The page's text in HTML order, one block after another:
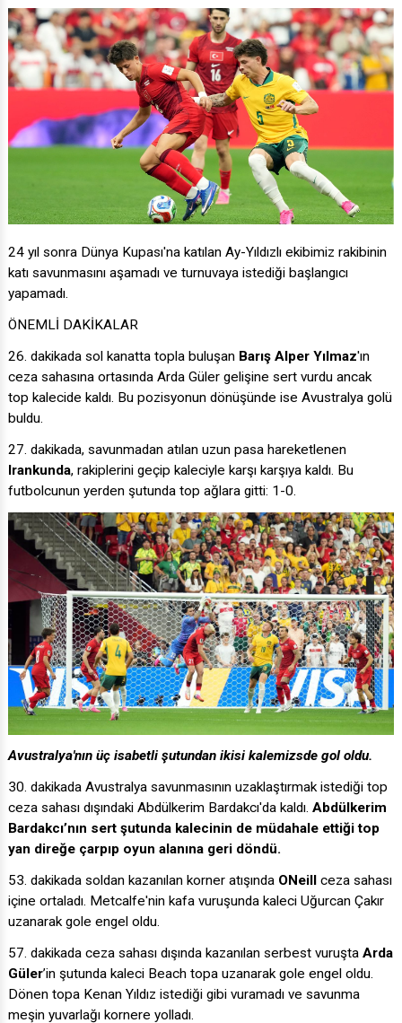
24 yıl sonra Dünya Kupası'na katılan Ay-Yıldızlı ekibimiz rakibinin
katı savunmasını aşamadı ve turnuvaya istediği başlangıcı
yapamadı.
ÖNEMLİ DAKİKALAR
26. dakikada sol kanatta topla buluşan Barış Alper Yılmaz'ın
ceza sahasına ortasında Arda Güler gelişine sert vurdu ancak
top kalecide kaldı. Bu pozisyonun dönüşünde ise Avustralya golü
buldu.
27. dakikada, savunmadan atılan uzun pasa hareketlenen
Irankunda, rakiplerini geçip kaleciyle karşı karşıya kaldı. Bu
futbolcunun yerden şutunda top ağlara gitti: 1-0.
Avustralya'nın üç isabetli şutundan ikisi kalemizsde gol oldu.
30. dakikada Avustralya savunmasının uzaklaştırmak istediği top
ceza sahası dışındaki Abdülkerim Bardakcı'da kaldı. Abdülkerim
Bardakcı’nın sert şutunda kalecinin de müdahale ettiği top
yan direğe çarpıp oyun alanına geri döndü.
53. dakikada soldan kazanılan korner atışında ONeill
ceza sahası
içine ortaladı. Metcalfe'nin kafa vuruşunda kaleci Uğurcan Çakır
uzanarak gole engel oldu.
57. dakikada ceza sahası dışında kazanılan serbest vuruşta Arda
Güler’in şutunda kaleci Beach topa uzanarak gole engel oldu.
Dönen topa Kenan Yıldız istediği gibi vuramadı ve savunma
meşin yuvarlağı kornere yolladı.